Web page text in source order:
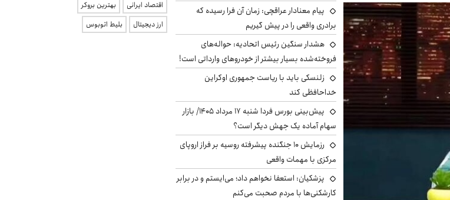
پیام معنادار عراقچی: زمان آن فرا رسیده که
برادری واقعی را در پیش گیریم
هشدار سنگین رئیس اتحادیه: حواله‌های
فروخته‌شده بسیار بیشتر از خودروهای وارداتی است!
زلنسکی باید با ریاست جمهوری اوکراین
خداحافظی کند
پیش‌بینی بورس فردا شنبه ۱۷ مرداد ۱۴۰۵/ بازار
سهام آماده یک جهش دیگر است؟
رزمایش ۱۰ جنگنده پیشرفته روسیه بر فراز اروپای
مرکزی با مهمات واقعی
پزشکیان: استعفا نخواهم داد؛ می‌ایستم و در برابر
کارشکنی‌ها با مردم صحبت می‌کنم
اقتصاد ایرانی
بهترین بروکر
ارز دیجیتال
بلیط اتوبوس